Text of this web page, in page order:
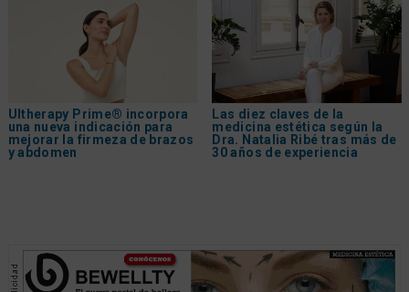
Ultherapy Prime® incorpora
una nueva indicación para
mejorar la firmeza de brazos
y abdomen
Las diez claves de la
medicina estética según la
Dra. Natalia Ribé tras más de
30 años de experiencia